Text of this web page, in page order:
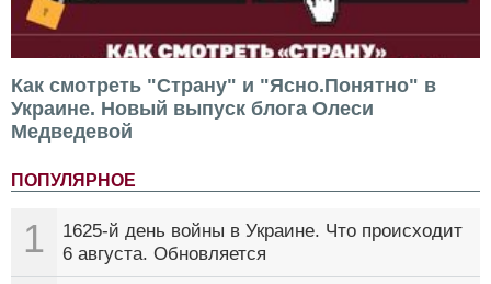
Как смотреть "Страну" и "Ясно.Понятно" в
Украине. Новый выпуск блога Олеси
Медведевой
ПОПУЛЯРНОЕ
1
1625-й день войны в Украине. Что происходит
6 августа. Обновляется